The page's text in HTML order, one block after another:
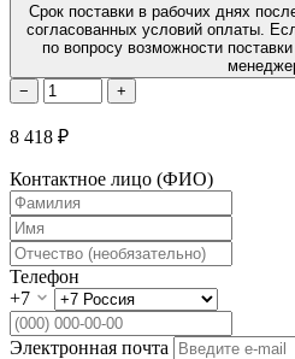
Срок поставки в рабочих днях
согласованных условий оплаты.
по вопросу возможности
−
+
8 418 ₽
Контактное лицо (ФИО)
Телефон
+7
Электронная почта